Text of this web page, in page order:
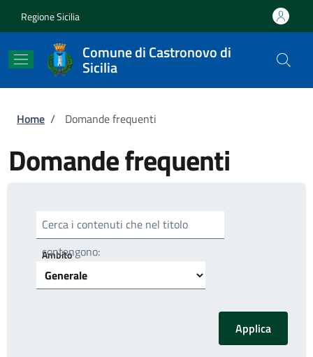
Regione Sicilia
Comune di Castronovo di
Sicilia
Briciole di pane
Home / Domande frequenti
Domande frequenti
Cerca i contenuti che nel titolo
contengono:
Ambito